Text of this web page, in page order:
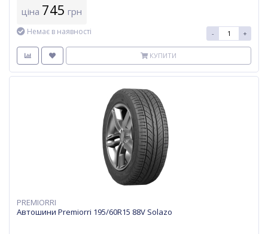
ціна 745 грн
Немає в наявності - +
КУПИТИ
PREMIORRI
Автошини Premiorri 195/60R15 88V Solazo